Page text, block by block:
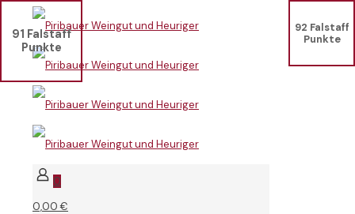
0
0,00 €
91 Falstaff
Punkte
92 Falstaff
Punkte